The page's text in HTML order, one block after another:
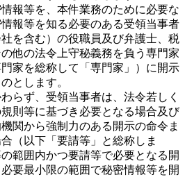
報等を、本件業務のために必要な
報等を知る必要のある受領当事者
社を含む）の役職員及び弁護士、税
他の法令上守秘義務を負う専門家
門家を総称して「専門家」）に開示
とします。
らず、受領当事者は、法令若しく
則等に基づき必要となる場合及び
関から強制力のある開示の命令ま
（以下「要請等」と総称しま
範囲内かつ要請等で必要となる開
要最小限の範囲で秘密情報等を開